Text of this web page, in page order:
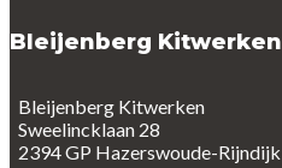
Bleijenberg Kitwerken
Bleijenberg Kitwerken
Sweelincklaan 28
2394 GP Hazerswoude-Rijndijk